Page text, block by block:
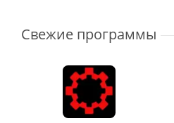
Свежие программы